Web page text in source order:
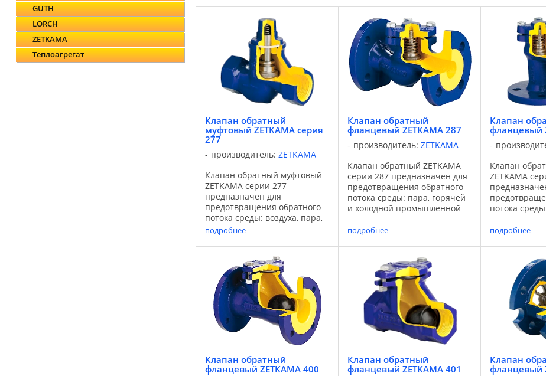
GUTH
LORCH
ZETKAMA
Теплоагрегат
Клапан обратный
муфтовый ZETKAMA серия
277
производитель: ZETKAMA
Клапан обратный муфтовый
ZETKAMA серии 277
предназначен для
предотвращения обратного
потока среды: воздуха, пара,
горячей и холодной
промышленной воды, а также
не агрессивных сред.
Применяется для систем
водоснабжения,
теплоснабжения, энергетики,
подробнее
Клапан обратный
фланцевый ZETKAMA 287
производитель:ZETKAMA
Клапан обратный ZETKAMA
серии 287 предназначен для
предотвращения обратного
потока среды: пара, горячей
и холодной промышленной
сред. Применяется для
теплоснабжения, энергетики,
промышленности, ...
подробнее
Клапан
фланцевый
Клапан
ZETKAMA
потока
воды, а
систем
пищевой ...
подробнее
Клапан обратный
фланцевый ZETKAMA 400
Клапан обратный
фланцевый ZETKAMA 401
Клапан
фланцевый